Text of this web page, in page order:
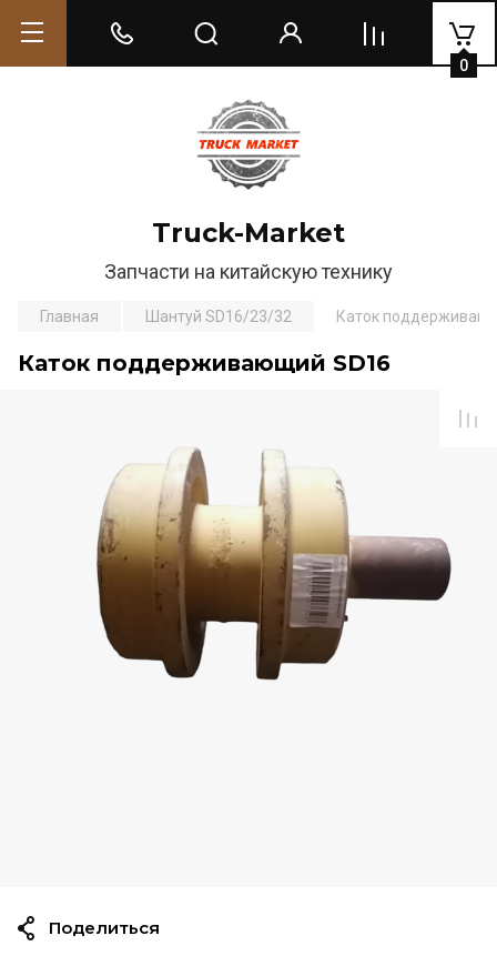
Truck-Market
Запчасти на китайскую технику
0
Главная Шантуй SD16/23/32 Каток
Каток поддерживающий SD16
Поделиться